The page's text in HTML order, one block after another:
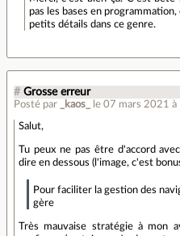
pas les bases en
petits détails dans ce genre.
# Grosse erreur
Posté par _kaos_ le 07 mars 2021 à
Salut,
Tu peux ne pas être d'accord
dire en dessous (l'image, c'est
Pour faciliter la gestion des
gère
Très mauvaise stratégie à mon